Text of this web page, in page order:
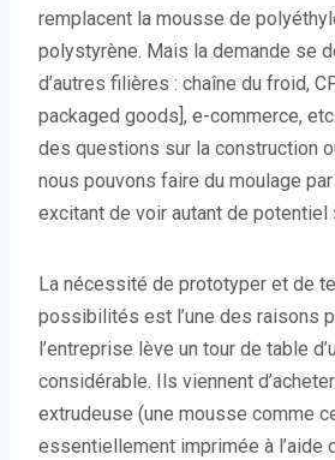
remplacent la mousse de
polystyrène. Mais la demande se
d’autres filières : chaîne du froid,
packaged goods], e-commerce,
des questions sur la construction
nous pouvons faire du moulage par
excitant de voir autant de potentiel
La nécessité de prototyper et de
possibilités est l’une des raisons
l’entreprise lève un tour de table
considérable. Ils viennent
extrudeuse (une mousse comme
essentiellement imprimée à l’aide